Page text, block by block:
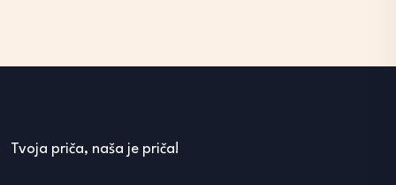
Tvoja priča, naša je priča!